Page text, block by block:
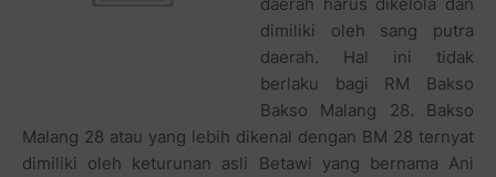
dimiliki oleh sang putra
daerah. Hal ini tidak
berlaku bagi RM Bakso
Bakso Malang 28. Bakso
Malang 28 atau yang lebih dikenal dengan BM 28 ternyat
dimiliki oleh keturunan asli Betawi yang bernama Ani